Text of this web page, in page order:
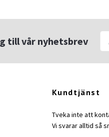
till vår nyhetsbrev
Kundtjänst
Tveka inte att
Vi svarar alltid så